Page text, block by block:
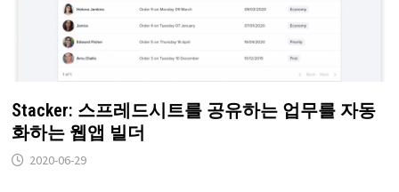
Stacker: 스프레드시트를 공유하는 업무를 자동
화하는 웹앱 빌더
2020-06-29